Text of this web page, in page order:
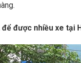
được nhiều xe tại